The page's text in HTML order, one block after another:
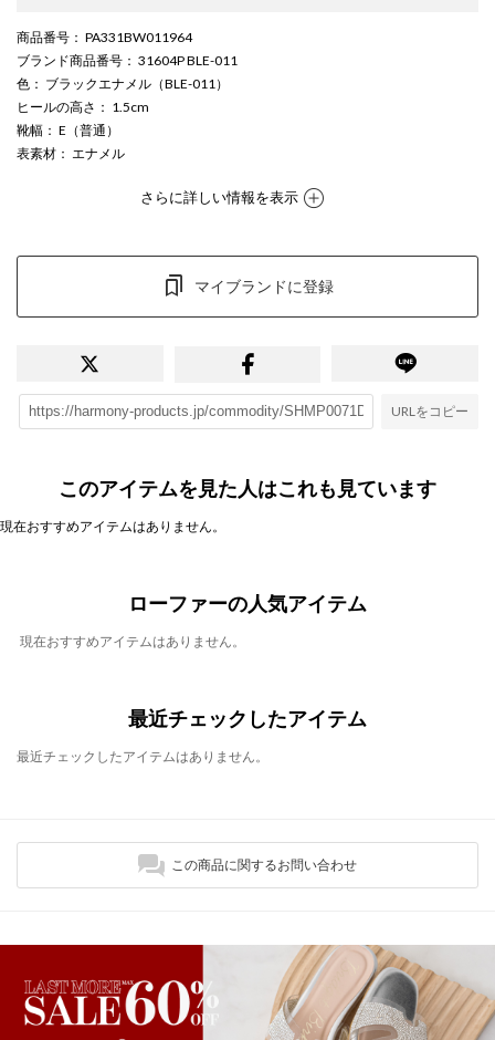
商品番号 ： PA331BW011964
ブランド商品番号 ： 31604P BLE-011
色 ： ブラックエナメル（BLE-011）
ヒールの高さ ： 1.5cm
靴幅 ： E（普通）
表素材 ： エナメル
さらに詳しい情報を表示
マイブランドに登録
URLをコピー
このアイテムを見た人はこれも見ています
現在おすすめアイテムはありません。
ローファーの人気アイテム
現在おすすめアイテムはありません。
最近チェックしたアイテム
最近チェックしたアイテムはありません。
この商品に関するお問い合わせ